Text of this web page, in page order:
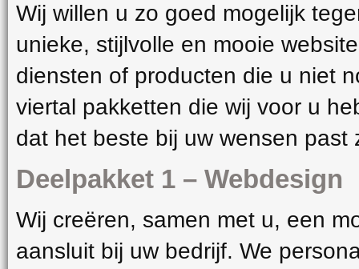
Wij willen u zo goed mogelijk
unieke, stijlvolle en mooie
diensten of producten die u niet
viertal pakketten die wij voor u
dat het beste bij uw wensen
Deelpakket 1 – Webdesign
Wij creëren, samen met u, een
aansluit bij uw bedrijf. We